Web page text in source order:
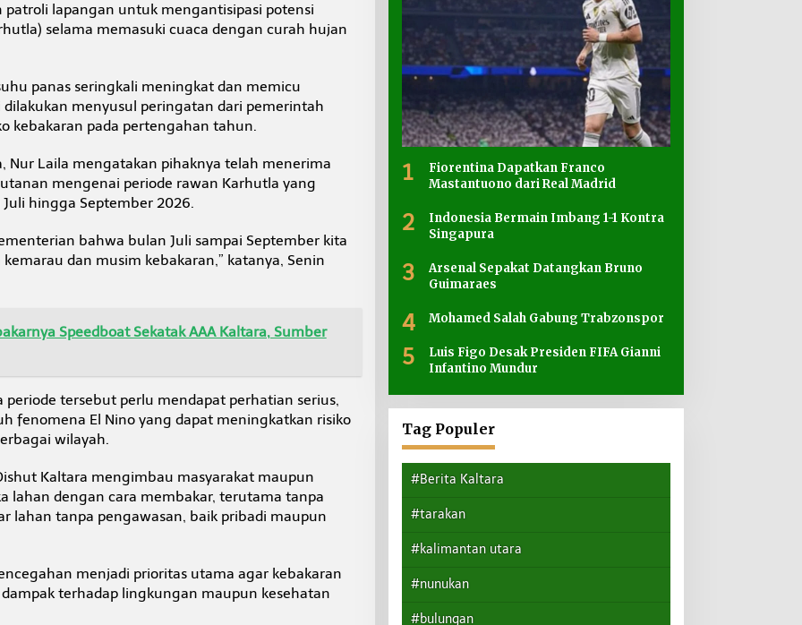
lapangan untuk mengantisipasi potensi
selama memasuki cuaca dengan curah hujan
panas seringkali meningkat dan memicu
menyusul peringatan dari pemerintah
kebakaran pada pertengahan tahun.
Nur Laila mengatakan pihaknya telah menerima
mengenai periode rawan Karhutla yang
hingga September 2026.
bahwa bulan Juli sampai September kita
dan musim kebakaran,” katanya, Senin
Speedboat Sekatak AAA Kaltara, Sumber
periode tersebut perlu mendapat perhatian serius,
fenomena El Nino yang dapat meningkatkan risiko
wilayah.
Kaltara mengimbau masyarakat maupun
lahan dengan cara membakar, terutama tanpa
lahan tanpa pengawasan, baik pribadi maupun
menjadi prioritas utama agar kebakaran
terhadap lingkungan maupun kesehatan
1
Fiorentina Dapatkan Franco
Mastantuono dari Real Madrid
2
Indonesia Bermain Imbang 1-1 Kontra
Singapura
3
Arsenal Sepakat Datangkan Bruno
Guimaraes
4 Mohamed Salah Gabung Trabzonspor
5
Luis Figo Desak Presiden FIFA Gianni
Infantino Mundur
Tag Populer
#Berita Kaltara
#tarakan
#kalimantan utara
#nunukan
#bulungan